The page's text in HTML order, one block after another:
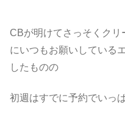
CBが明けてさっそくクリ
にいつもお願いしている
したものの
初週はすでに予約でいっ